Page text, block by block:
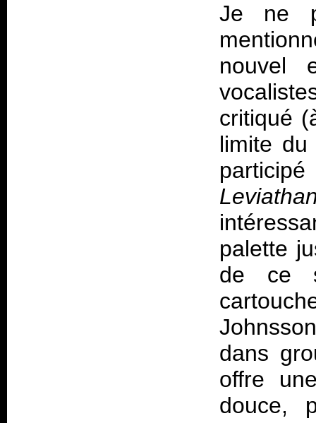
Je ne
nouvel
critiqué
limite
palette
de ce
dans
offre
douce,